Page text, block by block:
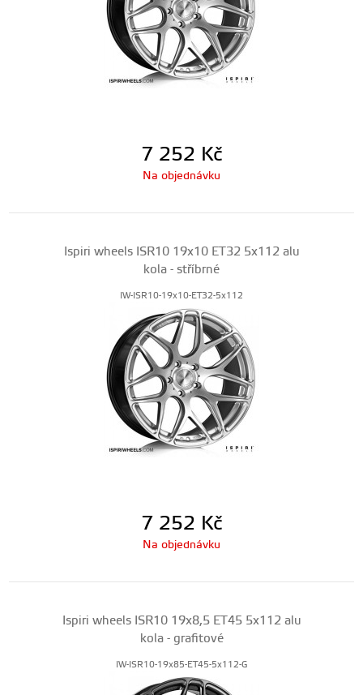
7 252 Kč
Na objednávku
Ispiri wheels ISR10 19x10 ET32 5x112 alu
kola - stříbrné
IW-ISR10-19x10-ET32-5x112
7 252 Kč
Na objednávku
Ispiri wheels ISR10 19x8,5 ET45 5x112 alu
kola - grafitové
IW-ISR10-19x85-ET45-5x112-G